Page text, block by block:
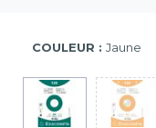
COULEUR : Jaune